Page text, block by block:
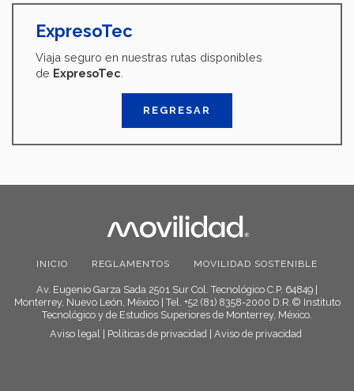
ExpresoTec
Viaja seguro en nuestras rutas disponibles
de ExpresoTec
REGRESAR
INICIO REGLAMENTOS MOVILIDAD SOSTENIBLE
Av. Eugenio Garza Sada 2501 Sur Col. Tecnológico C.P. 64849 |
Monterrey, Nuevo León, México | Tel. +52 (81) 8358-2000 D.R.© Instituto
Tecnológico y de Estudios Superiores de Monterrey, México.
Aviso legal | Políticas de privacidad | Aviso de privacidad